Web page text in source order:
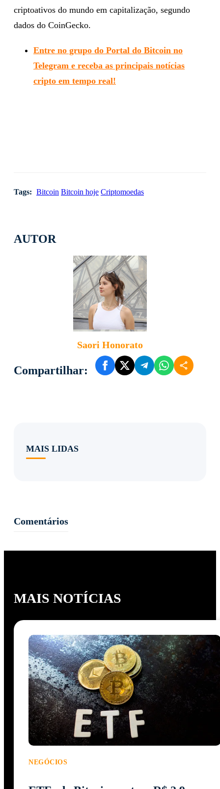
AUTOR
Saori Honorato
Compartilhar:
criptoativos do mundo em capitalização, segundo
dados do CoinGecko.
Entre no grupo do Portal do Bitcoin no
Telegram e receba as principais notícias
cripto em tempo real!
Tags: Bitcoin Bitcoin hoje Criptomoedas
MAIS LIDAS
Comentários
MAIS NOTÍCIAS
NEGÓCIOS